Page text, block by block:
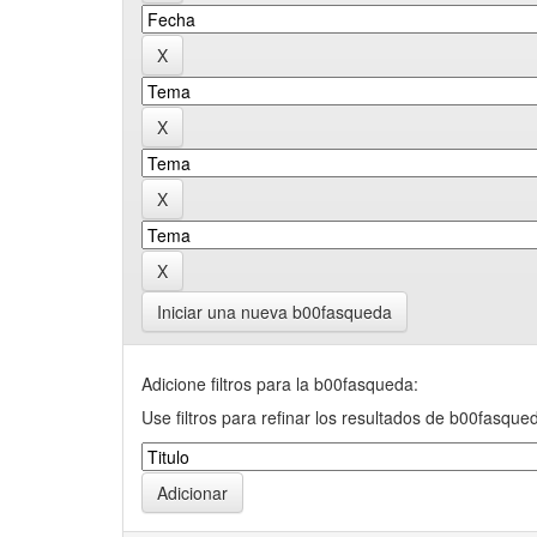
Iniciar una nueva b00fasqueda
Adicione filtros para la b00fasqueda:
Use filtros para refinar los resultados de